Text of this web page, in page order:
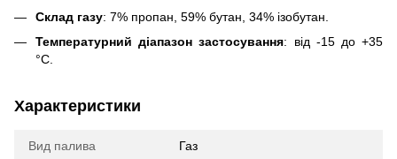
Склад газу: 7% пропан, 59% бутан, 34% ізобутан.
Температурний діапазон застосування: від -15 до +35
°С.
Характеристики
Вид палива Газ